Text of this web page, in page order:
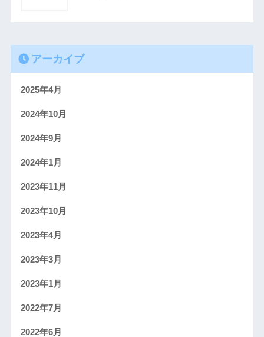
アーカイブ
2025年4月
2024年10月
2024年9月
2024年1月
2023年11月
2023年10月
2023年4月
2023年3月
2023年1月
2022年7月
2022年6月